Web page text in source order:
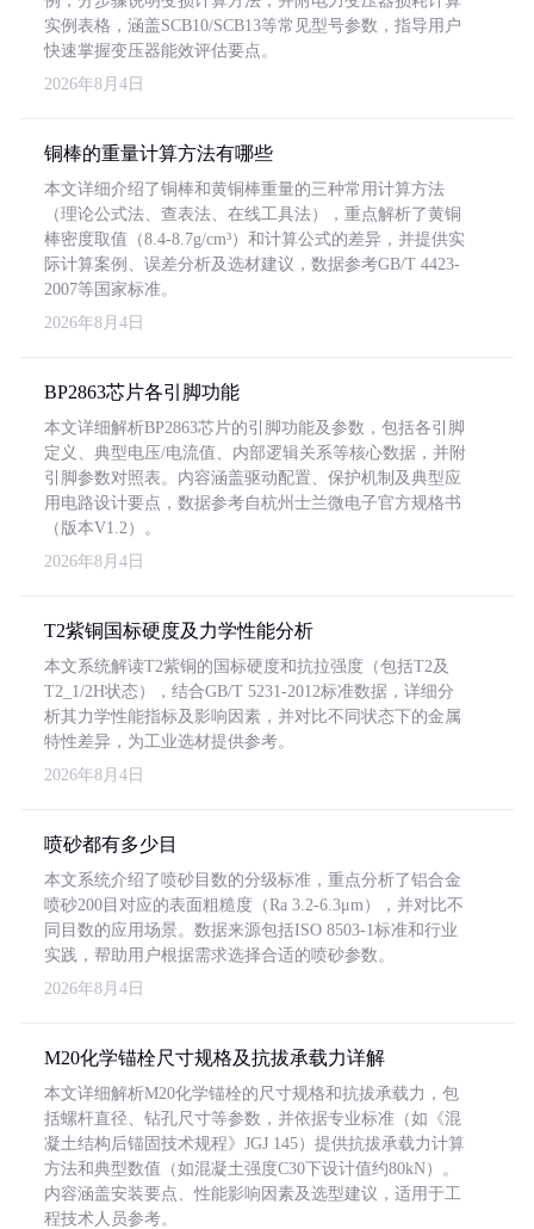
实例表格，涵盖SCB10/SCB13等常见型号参数，指导用户
快速掌握变压器能效评估要点。
2026年8月4日
铜棒的重量计算方法有哪些
本文详细介绍了铜棒和黄铜棒重量的三种常用计算方法
（理论公式法、查表法、在线工具法），重点解析了黄铜
棒密度取值（8.4-8.7g/cm³）和计算公式的差异，并提供实
际计算案例、误差分析及选材建议，数据参考GB/T 4423-
2007等国家标准。
2026年8月4日
BP2863芯片各引脚功能
本文详细解析BP2863芯片的引脚功能及参数，包括各引脚
定义、典型电压/电流值、内部逻辑关系等核心数据，并附
引脚参数对照表。内容涵盖驱动配置、保护机制及典型应
用电路设计要点，数据参考自杭州士兰微电子官方规格书
（版本V1.2）。
2026年8月4日
T2紫铜国标硬度及力学性能分析
本文系统解读T2紫铜的国标硬度和抗拉强度（包括T2及
T2_1/2H状态），结合GB/T 5231-2012标准数据，详细分
析其力学性能指标及影响因素，并对比不同状态下的金属
特性差异，为工业选材提供参考。
2026年8月4日
喷砂都有多少目
本文系统介绍了喷砂目数的分级标准，重点分析了铝合金
喷砂200目对应的表面粗糙度（Ra 3.2-6.3μm），并对比不
同目数的应用场景。数据来源包括ISO 8503-1标准和行业
实践，帮助用户根据需求选择合适的喷砂参数。
2026年8月4日
M20化学锚栓尺寸规格及抗拔承载力详解
本文详细解析M20化学锚栓的尺寸规格和抗拔承载力，包
括螺杆直径、钻孔尺寸等参数，并依据专业标准（如《混
凝土结构后锚固技术规程》JGJ 145）提供抗拔承载力计算
方法和典型数值（如混凝土强度C30下设计值约80kN）。
内容涵盖安装要点、性能影响因素及选型建议，适用于工
程技术人员参考。